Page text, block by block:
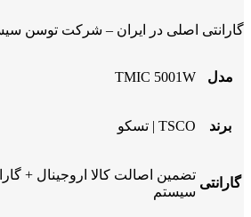
گارانتی اصلی در ایران – شرکت توسن
مدل TMIC 5001W
برند TSCO | تسکو
گارانتی
تضمین اصالت کالا اروجینال +
سیستم